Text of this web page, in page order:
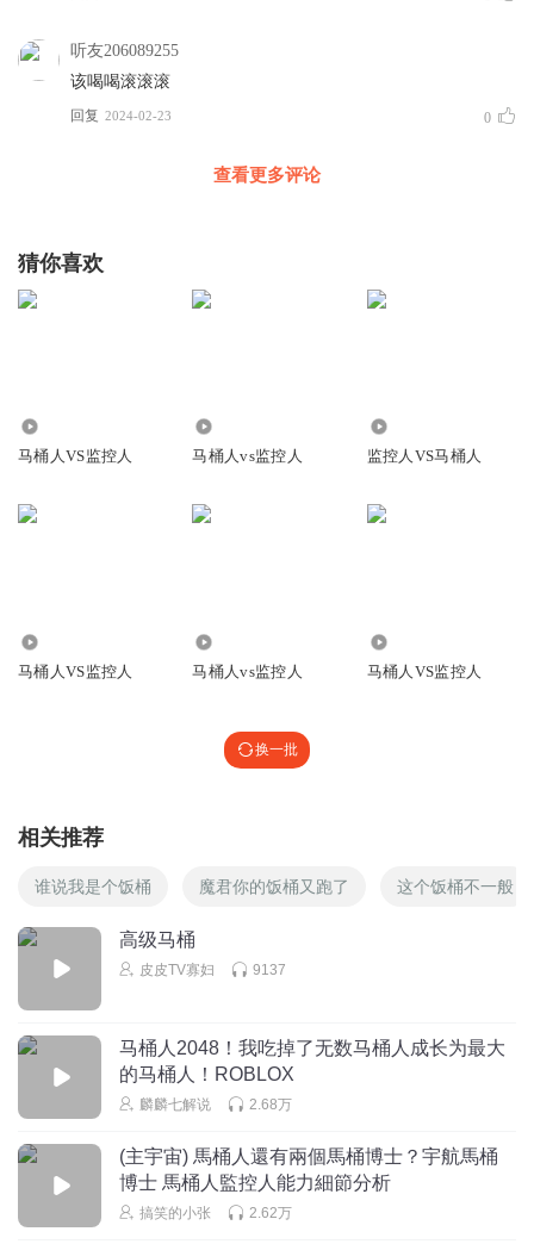
听友206089255
该喝喝滚滚滚
回复 2024-02-23 0
查看更多评论
猜你喜欢
马桶人VS监控人 马桶人vs监控人 监控人VS马桶人
马桶人VS监控人 马桶人vs监控人 马桶人VS监控人
换一批
相关推荐
谁说我是个饭桶 魔君你的饭桶又跑了 这个饭桶不一般
高级马桶
皮皮TV寡妇 9137
马桶人2048！我吃掉了无数马桶人成长为最大
的马桶人！ROBLOX
麟麟七解说 2.68万
(主宇宙) 馬桶人還有兩個馬桶博士？宇航馬桶
博士 馬桶人監控人能力細節分析
搞笑的小张 2.62万